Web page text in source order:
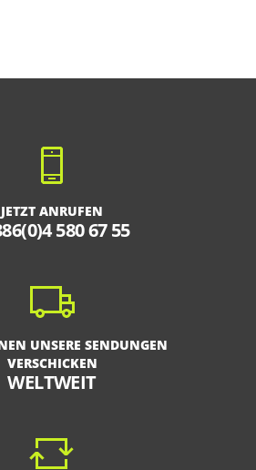
JETZT ANRUFEN
580 67 55
UNSERE SENDUNGEN
VERSCHICKEN
WELTWEIT